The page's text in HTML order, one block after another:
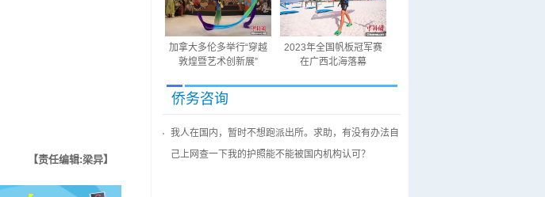
【责任编辑:梁异】
加拿大多伦多举行“穿越
敦煌暨艺术创新展”
2023年全国帆板冠军赛
在广西北海落幕
侨务咨询
我人在国内，暂时不想跑派出所。求助，有没有办法自
己上网查一下我的护照能不能被国内机构认可？